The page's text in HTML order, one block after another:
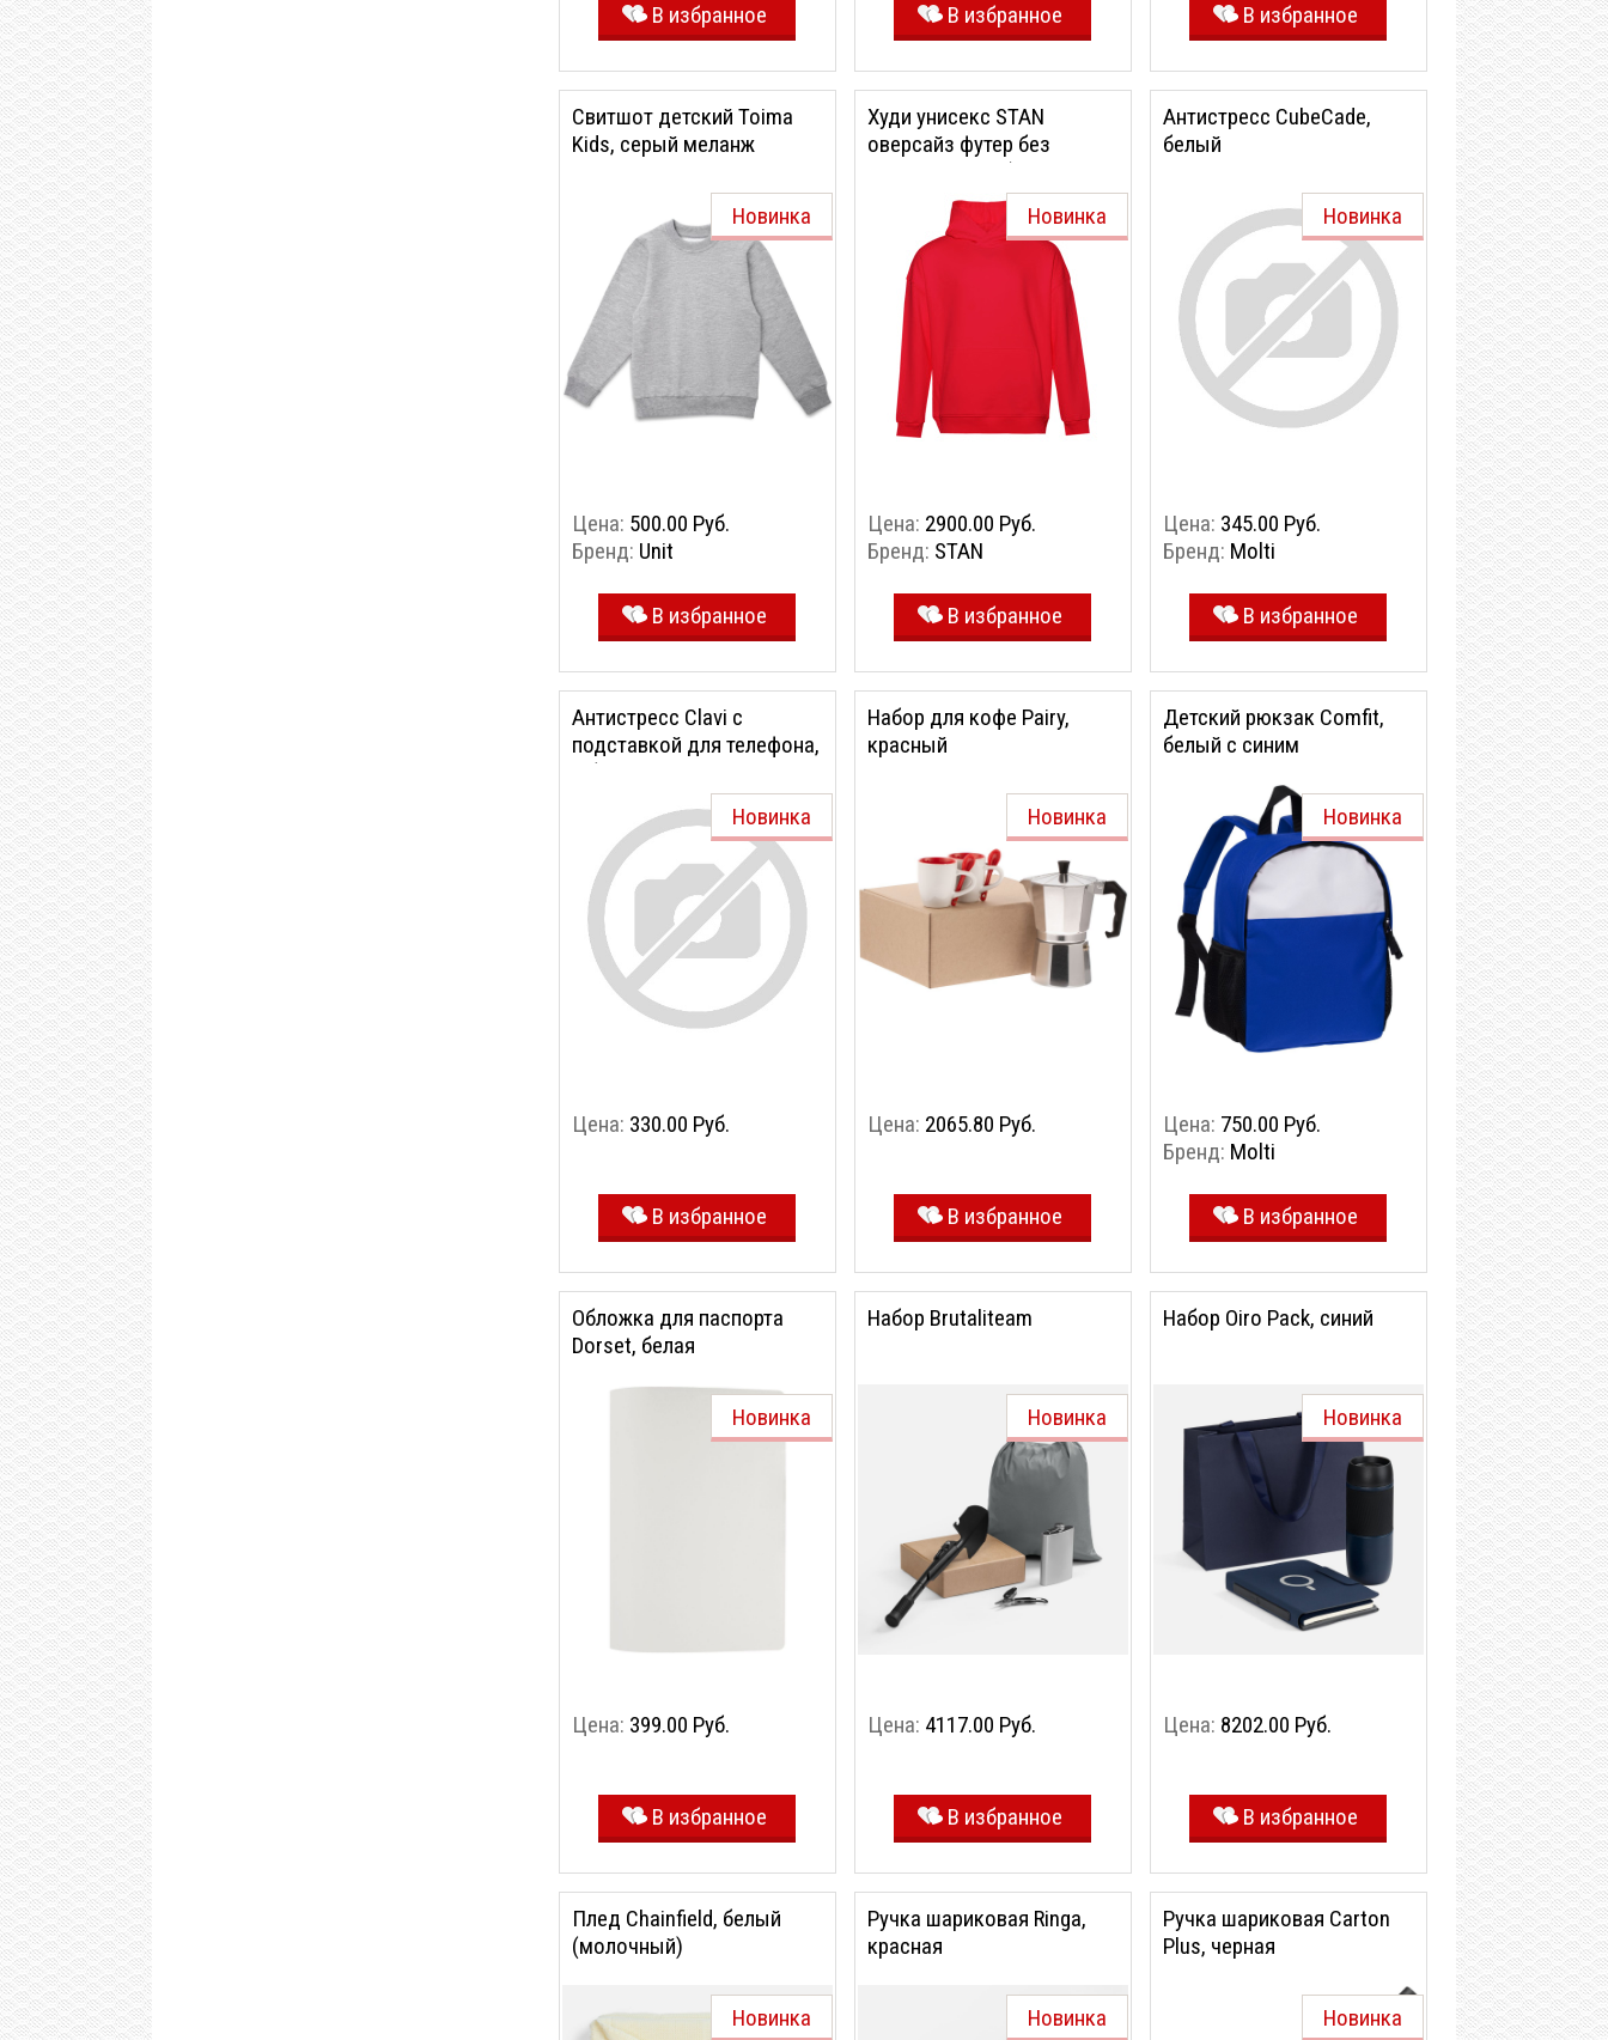
В избранное В избранное В избранное
Новинка
Цена: 500.00 Руб.
Бренд: Unit
В избранное
Свитшот детский Toima
Kids, серый меланж
Новинка
Цена: 2900.00 Руб.
Бренд: STAN
В избранное
Худи унисекс STAN
оверсайз футер без
начёса 350, 66 (Красный,
Новинка
Цена: 345.00 Руб.
Бренд: Molti
В избранное
Антистресс CubeCade,
белый
Новинка
Цена: 330.00 Руб.
В избранное
Антистресс Clavi с
подставкой для телефона,
с белыми клавишами
Новинка
Цена: 2065.80 Руб.
В избранное
Набор для кофе Pairy,
красный
Новинка
Цена: 750.00 Руб.
Бренд: Molti
В избранное
Детский рюкзак Comfit,
белый с синим
Новинка
Цена: 399.00 Руб.
В избранное
Обложка для паспорта
Dorset, белая
Новинка
Цена: 4117.00 Руб.
В избранное
Набор Brutaliteam
Новинка
Цена: 8202.00 Руб.
В избранное
Набор Oiro Pack, синий
Новинка
Плед Chainfield, белый
(молочный)
Новинка
Ручка шариковая Ringa,
красная
Новинка
Ручка шариковая Carton
Plus, черная